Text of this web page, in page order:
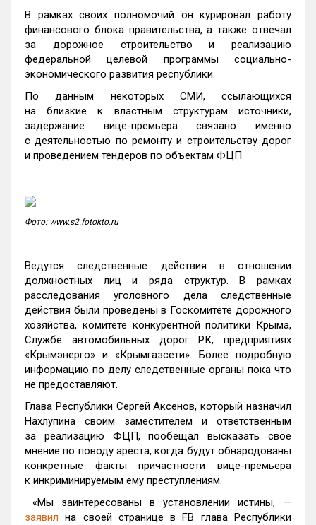
В рамках своих полномочий он курировал работу
финансового блока правительства, а также отвечал
за дорожное строительство и реализацию
федеральной целевой программы социально-
экономического развития республики.
По данным некоторых СМИ, ссылающихся
на близкие к властным структурам источники,
задержание вице-премьера связано именно
с деятельностью по ремонту и строительству дорог
и проведением тендеров по объектам ФЦП
Фото: www.s2.fotokto.ru
Ведутся следственные действия в отношении
должностных лиц и ряда структур. В рамках
расследования уголовного дела следственные
действия были проведены в Госкомитете дорожного
хозяйства, комитете конкурентной политики Крыма,
Службе автомобильных дорог РК, предприятиях
«Крымэнерго» и «Крымгазсети». Более подробную
информацию по делу следственные органы пока что
не предоставляют.
Глава Республики Сергей Аксенов, который назначил
Нахлупина своим заместителем и ответственным
за реализацию ФЦП, пообещал высказать свое
мнение по поводу ареста, когда будут обнародованы
конкретные факты причастности вице-премьера
к инкриминируемым ему преступлениям.
«Мы заинтересованы в установлении истины, —
заявил на своей странице в FB глава Республики